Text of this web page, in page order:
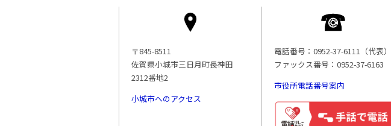
〒845-8511
佐賀県小城市三日月町長神田
2312番地2
小城市へのアクセス
電話番号：0952-37-6111（代表）
ファックス番号：0952-37-6163
市役所電話番号案内